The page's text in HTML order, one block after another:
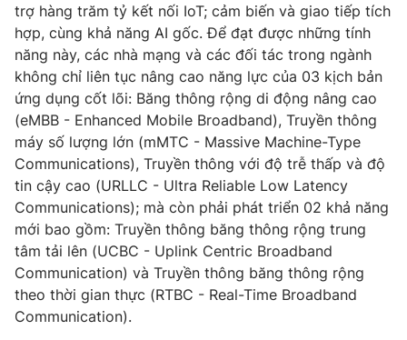
THỜI BÁO VTV
Theo dõi báo trên
Cơ quan chủ quản:Đài Truyền hình Việt Nam
Cơ quan báo chí:Thời báo VTV
Giấy phép hoạt động báo in và báo điện tử số 483/GP-BTTTT
cấp ngày 29/12/2023
Tổng Biên tập:
Vũ Thanh Thủy
Phó Tổng Biên tập:Nguyễn Thị Mỹ Hạnh, Phạm Quốc Thắng,
Nguyễn Trọng Ninh
Tổng đài VTV:024.38 355 931 - 024.38 355 932
Ðiện thoại Thời báo VTV:
trợ hàng trăm tỷ kết nối IoT; cảm biến và giao tiếp tích
hợp, cùng khả năng AI gốc. Để đạt được những tính
năng này, các nhà mạng và các đối tác trong ngành
không chỉ liên tục nâng cao năng lực của 03 kịch bản
ứng dụng cốt lõi: Băng thông rộng di động nâng cao
(eMBB - Enhanced Mobile Broadband), Truyền thông
máy số lượng lớn (mMTC - Massive Machine-Type
Communications), Truyền thông với độ trễ thấp và độ
tin cậy cao (URLLC - Ultra Reliable Low Latency
Communications); mà còn phải phát triển 02 khả năng
mới bao gồm: Truyền thông băng thông rộng trung
tâm tải lên (UCBC - Uplink Centric Broadband
Communication) và Truyền thông băng thông rộng
theo thời gian thực (RTBC - Real-Time Broadband
Communication).